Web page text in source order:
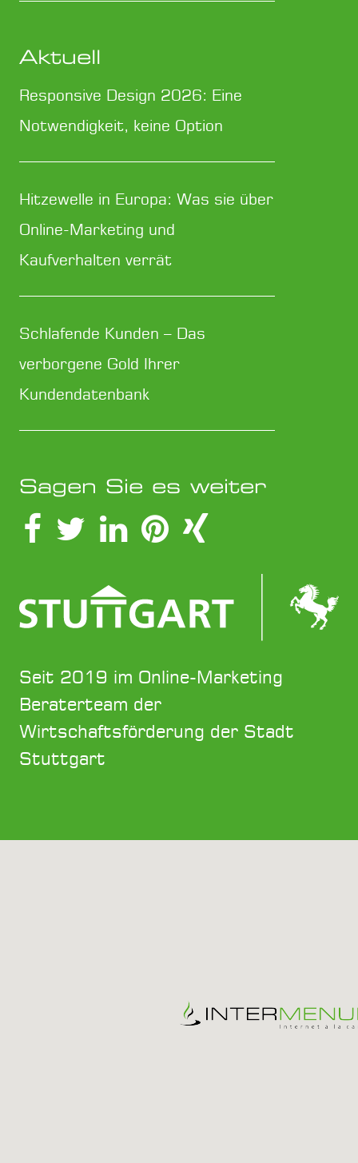
Aktuell
Responsive Design 2026: Eine
Notwendigkeit, keine Option
Hitzewelle in Europa: Was sie über
Online-Marketing und
Kaufverhalten verrät
Schlafende Kunden – Das
verborgene Gold Ihrer
Kundendatenbank
Sagen Sie es weiter
Seit 2019 im Online-Marketing
Beraterteam der
Wirtschaftsförderung der Stadt
Stuttgart